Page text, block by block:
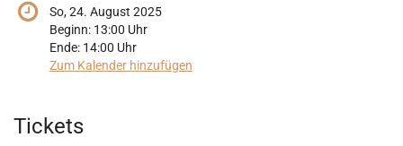
So, 24. August 2025
Beginn: 13:00 Uhr
Ende: 14:00 Uhr
Zum Kalender hinzufügen
Produkte
Tickets